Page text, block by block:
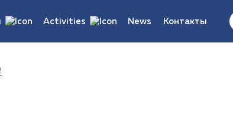
updates
Activities News Контакты